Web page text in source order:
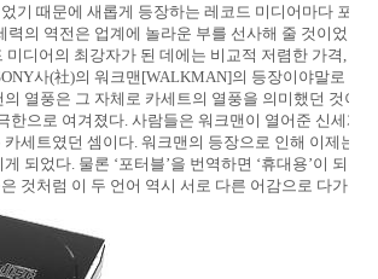
기 때문에 새롭게 등장하는 레코드 미디어마다 포터
력의 역전은 업계에 놀라운 부를 선사해 줄 것이었다.
미디어의 최강자가 된 데에는 비교적 저렴한 가격, 낮
사(社)의 워크맨[WALKMAN]의 등장이야말로 어
의 열풍은 그 자체로 카세트의 열풍을 의미했던 것이
한으로 여겨졌다. 사람들은 워크맨이 열어준 신세계
세트였던 셈이다. 워크맨의 등장으로 인해 이제는
되었다. 물론 ‘포터블’을 번역하면 ‘휴대용’이 되는
것처럼 이 두 언어 역시 서로 다른 어감으로 다가온